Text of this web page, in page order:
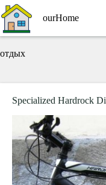
Перейти
до
вмісту
ourHome
отдых
Specialized Hardrock